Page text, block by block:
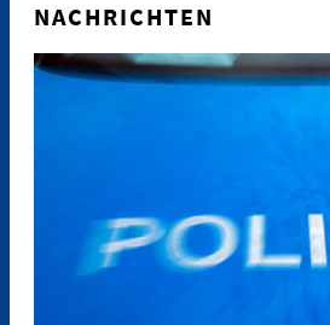
NACHRICHTEN